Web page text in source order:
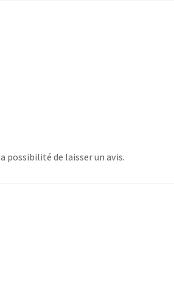
possibilité de laisser un avis.